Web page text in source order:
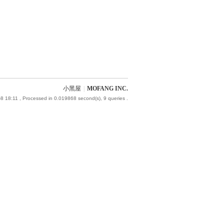
小黑屋 MOFANG INC.
18:11 , Processed in 0.019868 second(s), 9 queries .